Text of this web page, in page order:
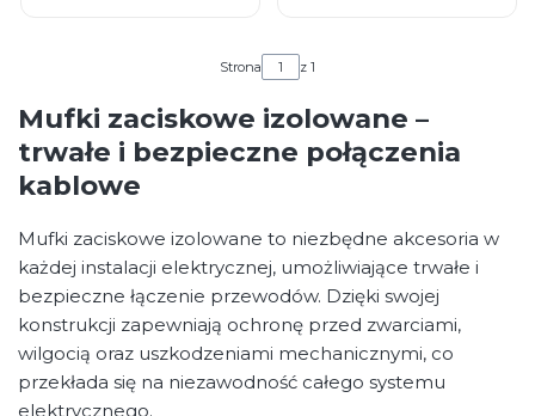
Strona z 1
Mufki zaciskowe izolowane –
trwałe i bezpieczne połączenia
kablowe
Mufki zaciskowe izolowane to niezbędne akcesoria w
każdej instalacji elektrycznej, umożliwiające trwałe i
bezpieczne łączenie przewodów. Dzięki swojej
konstrukcji zapewniają ochronę przed zwarciami,
wilgocią oraz uszkodzeniami mechanicznymi, co
przekłada się na niezawodność całego systemu
elektrycznego.